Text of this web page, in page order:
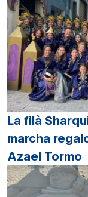
La filà
marcha
Azael Tormo